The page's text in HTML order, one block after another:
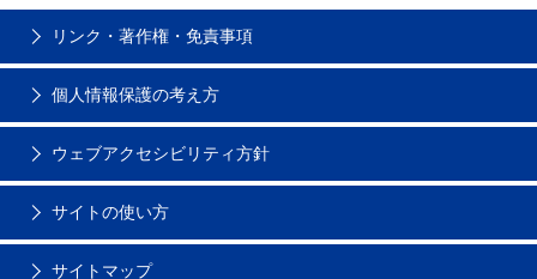
リンク・著作権・免責事項
個人情報保護の考え方
ウェブアクセシビリティ方針
サイトの使い方
サイトマップ